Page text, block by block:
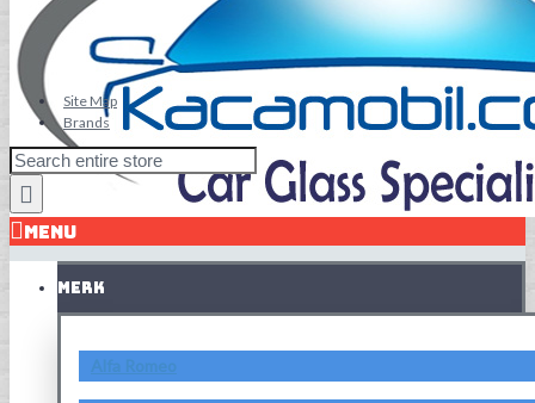
Site Map
Brands
MENU
MERK
Alfa Romeo